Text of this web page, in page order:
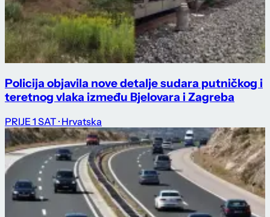
Policija objavila nove detalje sudara putničkog i
teretnog vlaka između Bjelovara i Zagreba
PRIJE 1 SAT · Hrvatska